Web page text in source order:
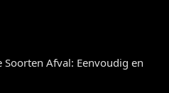
Afval: Eenvoudig en